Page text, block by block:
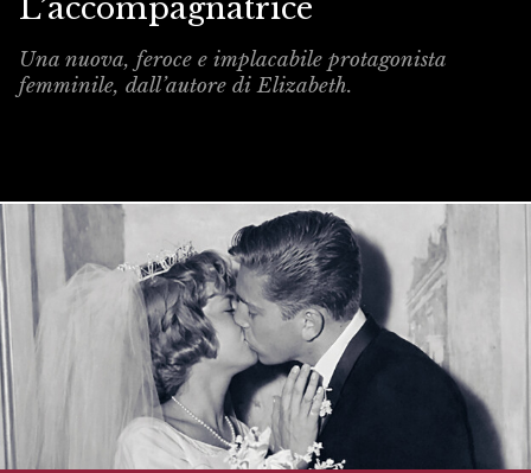
L’accompagnatrice
Una nuova, feroce e implacabile protagonista
femminile, dall’autore di Elizabeth.